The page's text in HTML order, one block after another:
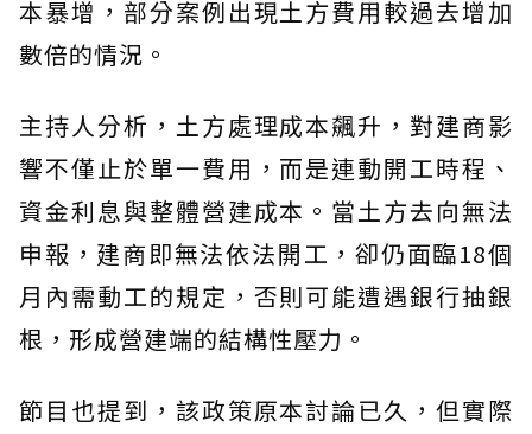
本暴增，部分案例出現土方費用較過去增加
數倍的情況。
主持人分析，土方處理成本飆升，對建商影
響不僅止於單一費用，而是連動開工時程、
資金利息與整體營建成本。當土方去向無法
申報，建商即無法依法開工，卻仍面臨18個
月內需動工的規定，否則可能遭遇銀行抽銀
根，形成營建端的結構性壓力。
節目也提到，該政策原本討論已久，但實際